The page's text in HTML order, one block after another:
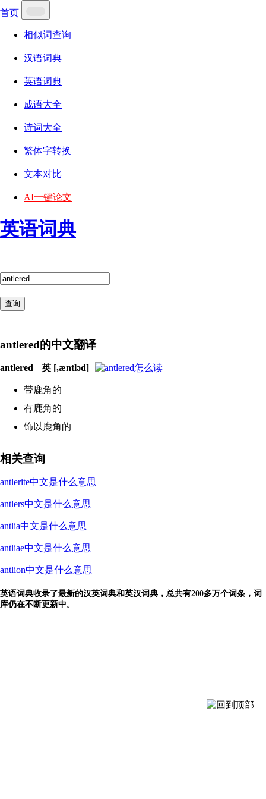
首页
相似词查询
汉语词典
英语词典
成语大全
诗词大全
繁体字转换
文本对比
AI一键论文
英语词典
查询
antlered的中文翻译
antlered 英 [,æntləd]
带鹿角的
有鹿角的
饰以鹿角的
相关查询
antlerite中文是什么意思
antlers中文是什么意思
antlia中文是什么意思
antliae中文是什么意思
antlion中文是什么意思
英语词典收录了最新的汉英词典和英汉词典，总共有200多万个词条，词
库仍在不断更新中。